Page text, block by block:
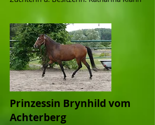
Prinzessin Brynhild vom
Achterberg